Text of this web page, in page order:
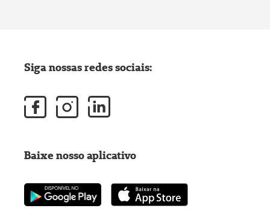
Siga nossas redes sociais:
Baixe nosso aplicativo